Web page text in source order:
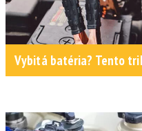
Vybitá batéria? Tento